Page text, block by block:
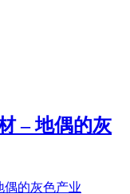
– 地偶的灰